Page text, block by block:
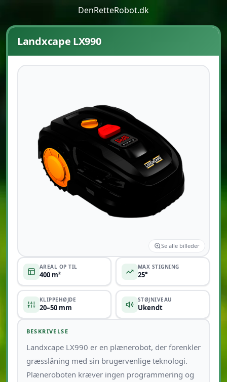
DenRetteRobot.dk
Landxcape LX990
Se alle billeder
AREAL OP TIL
400 m²
MAX STIGNING
25°
KLIPPEHØJDE
20–50 mm
STØJNIVEAU
Ukendt
BESKRIVELSE
Landxcape LX990 er en plænerobot, der forenkler
græsslåning med sin brugervenlige teknologi.
Plæneroboten kræver ingen programmering og